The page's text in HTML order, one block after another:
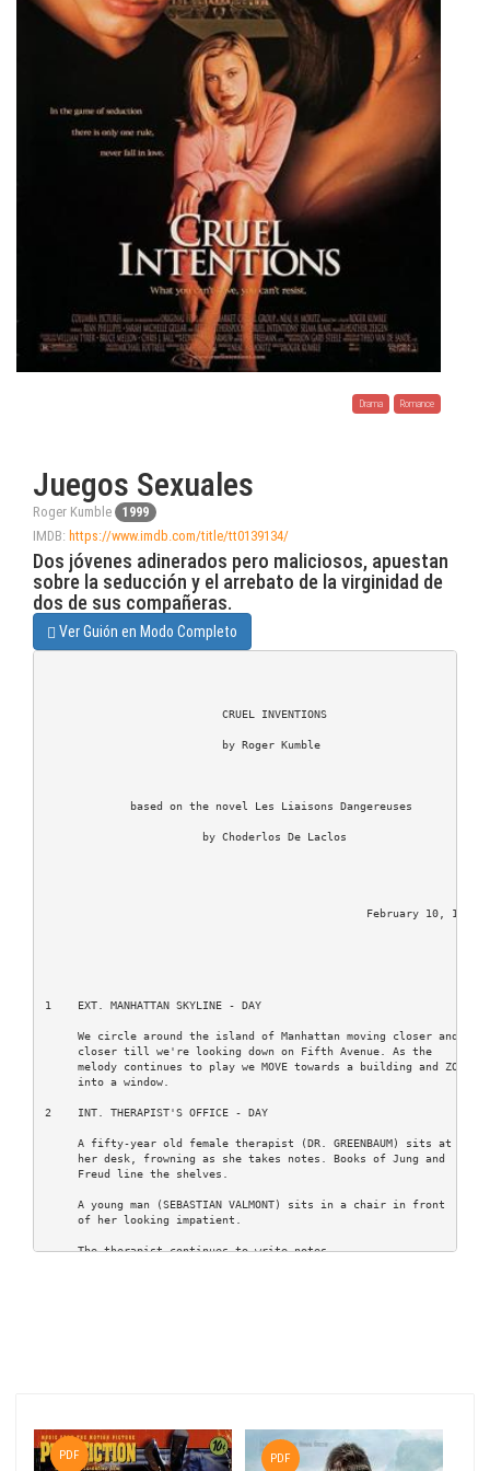
Drama Romance
Juegos Sexuales
Roger Kumble 1999
IMDB: https://www.imdb.com/title/tt0139134/
Dos jóvenes adinerados pero maliciosos, apuestan
sobre la seducción y el arrebato de la virginidad de
dos de sus compañeras.
Ver Guión en Modo Completo
                           CRUEL INVENTIONS
                           by Roger Kumble
             based on the novel Les Liaisons Dangereuses
                        by Choderlos De Laclos
                                                 February 10, 1998
1    EXT. MANHATTAN SKYLINE - DAY                               1
     We circle around the island of Manhattan moving closer and
     closer till we're looking down on Fifth Avenue. As the
     melody continues to play we MOVE towards a building and ZOOM
     into a window.
2    INT. THERAPIST'S OFFICE - DAY                              2
     A fifty-year old female therapist (DR. GREENBAUM) sits at
     her desk, frowning as she takes notes. Books of Jung and
     Freud line the shelves.
     A young man (SEBASTIAN VALMONT) sits in a chair in front
     of her looking impatient.
     The therapist continues to write notes.
                              SEBASTIAN
               I know.
PDF PDF